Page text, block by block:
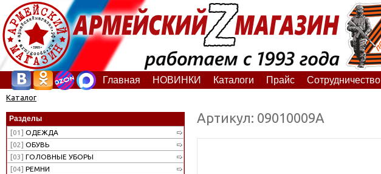
Главная НОВИНКИ Каталоги Прайс Сотрудничество
Каталог
Разделы
[01] ОДЕЖДА
[02] ОБУВЬ
[03] ГОЛОВНЫЕ УБОРЫ
[04] РЕМНИ
Артикул: 09010009А